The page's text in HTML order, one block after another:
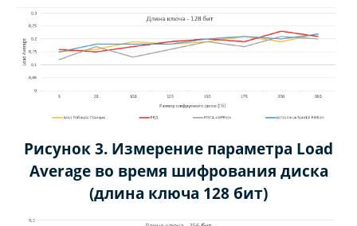
Рисунок 3. Измерение параметра Load
Averageво время шифрования диска
(длина ключа 128 бит)